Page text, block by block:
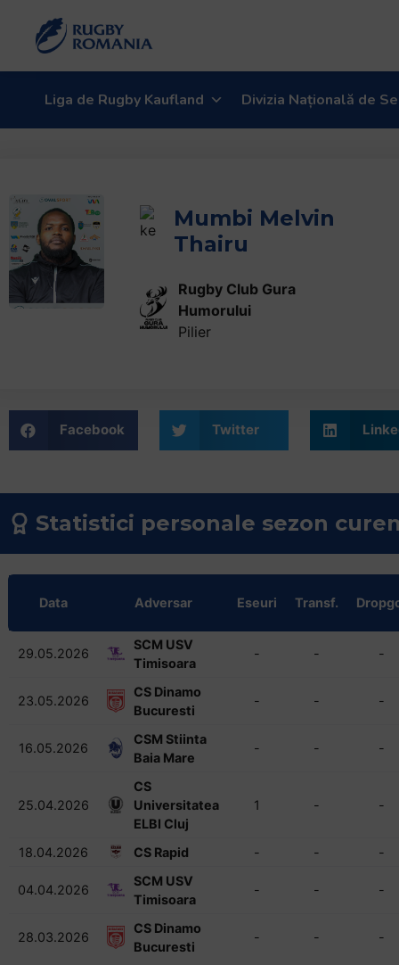
in
start
the
All
in
Accessibility
the
you
navigate
interact
Liga de Rugby Kaufland Divizia Națională de
Mumbi Melvin
Thairu
Rugby Club Gura
Humorului
Pilier
Facebook Twitter
Statistici personale sezon
Data Adversar Eseuri Transf.
29.05.2026
SCM USV
Timisoara
- - -
23.05.2026
CS Dinamo
Bucuresti
- - -
16.05.2026
CSM Stiinta
Baia Mare
- - -
25.04.2026
CS
Universitatea
ELBI Cluj
1 - -
18.04.2026 CS Rapid - - -
04.04.2026
SCM USV
Timisoara
- - -
28.03.2026
CS Dinamo
Bucuresti
- - -